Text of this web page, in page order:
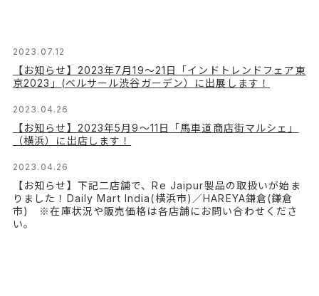
2023.07.12
【お知らせ】2023年7月19〜21日「インドトレンドフェア東
京2023」(ベルサール渋谷ガーデン）に出展します！
2023.04.26
【お知らせ】2023年5月9〜11日「馬車道商店街マルシェ」
（横浜）に出店します！
2023.04.26
【お知らせ】下記二店舗で、Re Jaipur製品の取扱いが始ま
りました！Daily Mart India(横浜市)／HAREYA鎌倉(鎌倉
市) ※在庫状況や販売価格は各店舗にお問い合わせくださ
い。